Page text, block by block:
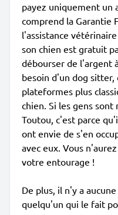
payez uniquement un
comprend la Garantie
l'assistance
son chien est gratuit
débourser de l'argent
besoin d'un dog
plateformes plus
chien. Si les gens
Toutou, c'est parce
ont envie de s'en
avec eux. Vous
votre entourage !
De plus, il n'y a
quelqu'un qui le fait